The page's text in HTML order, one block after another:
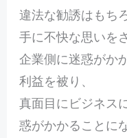
違法な勧誘はもち
手に不快な思いを
企業側に迷惑がか
利益を被り、
真面目にビジネス
惑がかかることに